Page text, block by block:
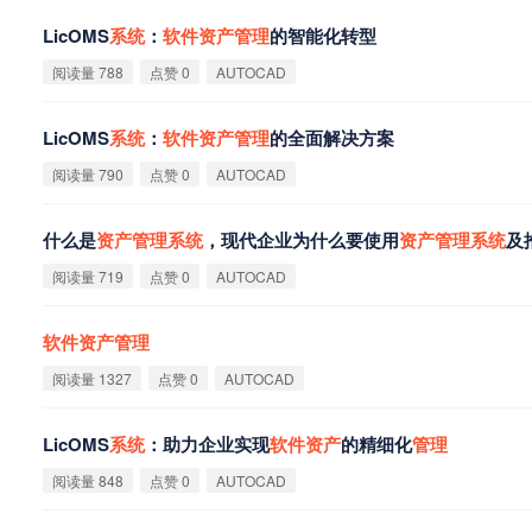
LicOMS系统： 软件资产管理的智能化转型
阅读量 788 点赞 0 AUTOCAD
LicOMS系统： 软件资产管理的全面解决方案
阅读量 790 点赞 0 AUTOCAD
什么是资产管理系统，现代企业为什么要使用资产管理系统及
阅读量 719 点赞 0 AUTOCAD
软件资产管理
阅读量 1327 点赞 0 AUTOCAD
LicOMS系统：助力企业实现软件资产的精细化管理
阅读量 848 点赞 0 AUTOCAD